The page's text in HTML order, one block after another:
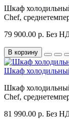
Шкаф
Chef,
79 900.00 р. Без
В корзину
Шкаф
Шкаф
Chef,
81 990.00 р. Без